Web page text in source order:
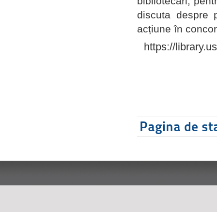
discuta despre
acțiune în
https://
Pagina de